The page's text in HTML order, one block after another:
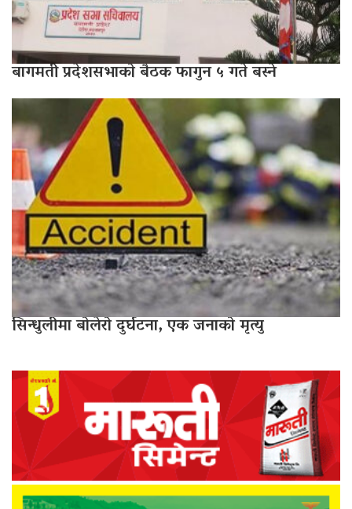
बागमती प्रदेशसभाको बैठक फागुन ५ गते बस्ने
सिन्धुलीमा बोलेरो दुर्घटना, एक जनाको मृत्यु